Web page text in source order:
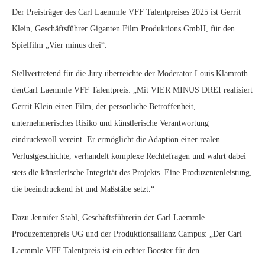
Der Preisträger des Carl Laemmle VFF Talentpreises 2025 ist Gerrit
Klein, Geschäftsführer Giganten Film Produktions GmbH, für den
Spielfilm „Vier minus drei“.
Stellvertretend für die Jury überreichte der Moderator Louis Klamroth
denCarl Laemmle VFF Talentpreis: „Mit VIER MINUS DREI realisiert
Gerrit Klein einen Film, der persönliche Betroffenheit,
unternehmerisches Risiko und künstlerische Verantwortung
eindrucksvoll vereint. Er ermöglicht die Adaption einer realen
Verlustgeschichte, verhandelt komplexe Rechtefragen und wahrt dabei
stets die künstlerische Integrität des Projekts. Eine Produzentenleistung,
die beeindruckend ist und Maßstäbe setzt.“
Dazu Jennifer Stahl, Geschäftsführerin der Carl Laemmle
Produzentenpreis UG und der Produktionsallianz Campus: „Der Carl
Laemmle VFF Talentpreis ist ein echter Booster für den